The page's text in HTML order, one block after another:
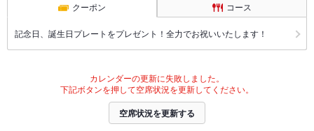
クーポン コース
記念日、誕生日プレートをプレゼント！全力でお祝いいたします！
カレンダーの更新に失敗しました。
下記ボタンを押して空席状況を更新してください。
空席状況を更新する